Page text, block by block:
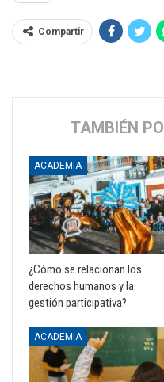
Compartir
TAMBIÉN
ACADEMIA
¿Cómo se relacionan los
derechos humanos y la
gestión participativa?
ACADEMIA